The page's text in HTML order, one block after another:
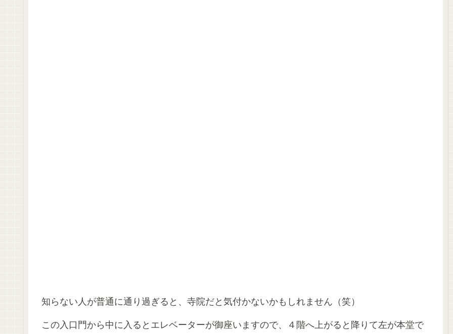
知らない人が普通に通り過ぎると、寺院だと気付かないかもしれません（笑）
この入口門から中に入るとエレベーターが御座いますので、４階へ上がると降りて左が本堂で